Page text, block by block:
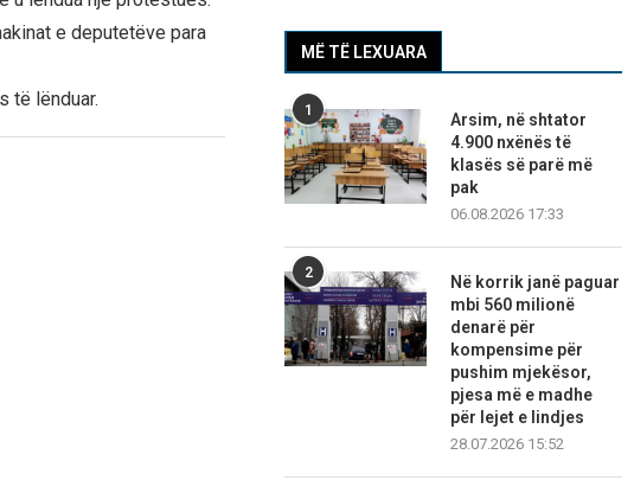
e deputetëve para
të lënduar.
MË TË LEXUARA
1
Arsim, në shtator
4.900 nxënës të
klasës së parë më
pak
06.08.2026 17:33
2
Në korrik janë paguar
mbi 560 milionë
denarë për
kompensime për
pushim mjekësor,
pjesa më e madhe
për lejet e lindjes
28.07.2026 15:52